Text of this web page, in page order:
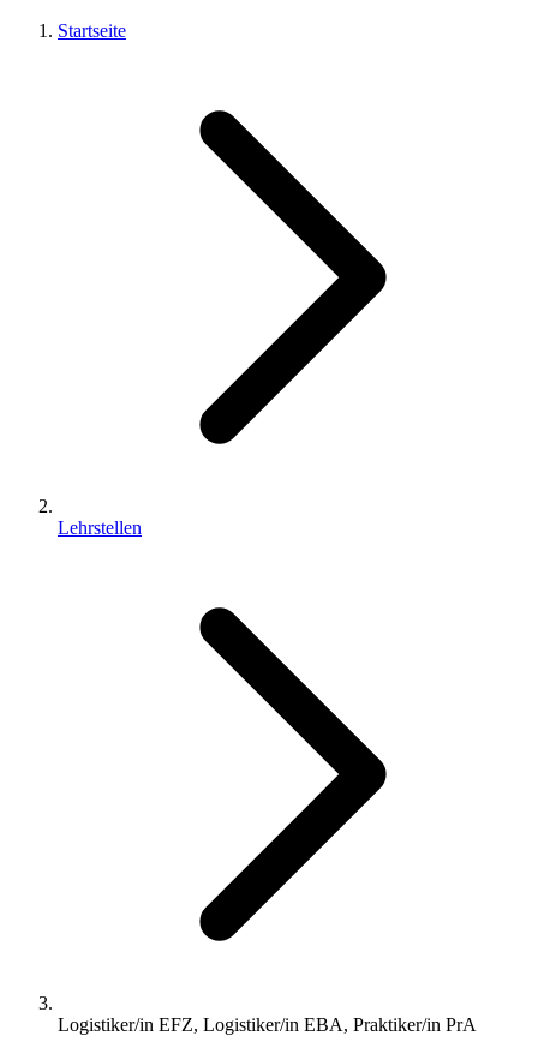
Startseite
Lehrstellen
Logistiker/in EFZ, Logistiker/in EBA, Praktiker/in PrA